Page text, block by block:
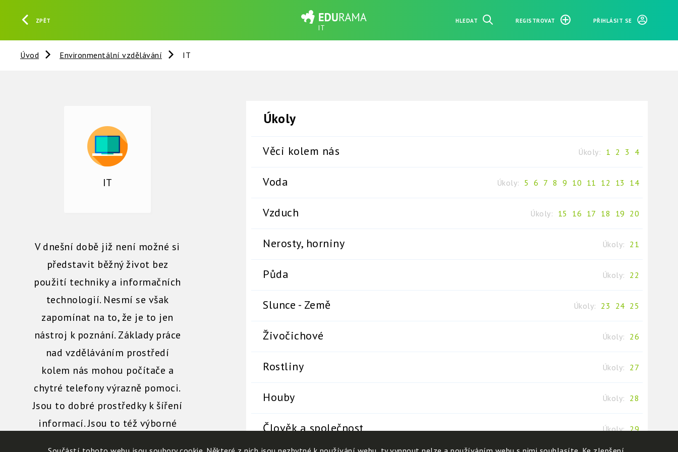
ZPĚT
IT
HLEDAT REGISTROVAT PŘIHLÁSIT SE
Úvod Environmentální vzdělávání IT
IT
V dnešní době již není možné si
představit běžný život bez
použití techniky a informačních
technologií. Nesmí se však
zapomínat na to, že je to jen
nástroj k poznání. Základy práce
nad vzděláváním prostředí
kolem nás mohou počítače a
chytré telefony výrazně pomoci.
Jsou to dobré prostředky k šíření
informací. Jsou to též výborné
Věci kolem nás Úkoly: 1 2 3 4
Voda Úkoly: 5 6 7 8 9 10 11 12 13 14
Vzduch Úkoly: 15 16 17 18 19 20
Nerosty, horniny Úkoly: 21
Půda Úkoly: 22
Slunce - Země Úkoly: 23 24 25
Živočichové Úkoly: 26
Rostliny Úkoly: 27
Houby Úkoly: 28
Člověk a společnost Úkoly: 29